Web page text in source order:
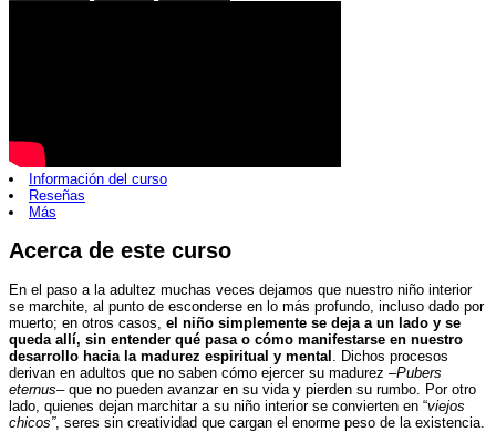
Información del curso
Reseñas
Más
Acerca de este curso
En el paso a la adultez muchas veces dejamos que nuestro niño interior
se marchite, al punto de esconderse en lo más profundo, incluso dado por
muerto; en otros casos, el niño simplemente se deja a un lado y se
queda allí, sin entender qué pasa o cómo manifestarse en nuestro
desarrollo hacia la madurez espiritual y mental
. Dichos procesos
derivan en adultos que no saben cómo ejercer su madurez –Pubers
eternus– que no pueden avanzar en su vida y pierden su rumbo. Por otro
lado, quienes dejan marchitar a su niño interior se convierten en “viejos
chicos”, seres sin creatividad que cargan el enorme peso de la existencia.